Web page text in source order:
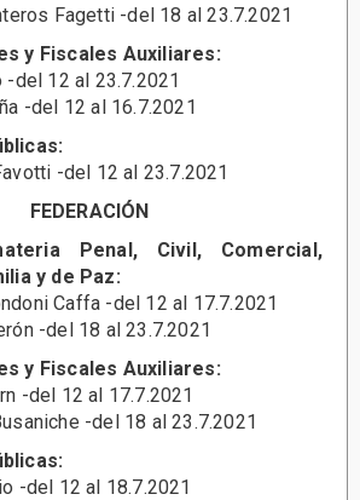
Fagetti -del 18 al 23.7.2021
y Fiscales Auxiliares:
del 12 al 23.7.2021
-del 12 al 16.7.2021
-del 12 al 23.7.2021
FEDERACIÓN
Penal, Civil, Comercial,
y de Paz:
Caffa -del 12 al 17.7.2021
-del 18 al 23.7.2021
y Fiscales Auxiliares:
-del 12 al 17.7.2021
-del 18 al 23.7.2021
-del 12 al 18.7.2021